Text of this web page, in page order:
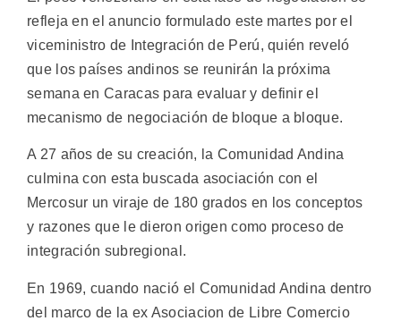
refleja en el anuncio formulado este martes por el
viceministro de Integración de Perú, quién reveló
que los países andinos se reunirán la próxima
semana en Caracas para evaluar y definir el
mecanismo de negociación de bloque a bloque.
A 27 años de su creación, la Comunidad Andina
culmina con esta buscada asociación con el
Mercosur un viraje de 180 grados en los conceptos
y razones que le dieron origen como proceso de
integración subregional.
En 1969, cuando nació el Comunidad Andina dentro
del marco de la ex Asociacion de Libre Comercio